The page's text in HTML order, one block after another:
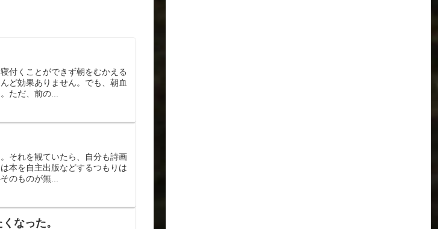
付くことができず朝をむかえる
ど効果ありません。でも、朝血
ただ、前の...
それを観ていたら、自分も詩画
本を自主出版などするつもりは
のものが無...
なった。